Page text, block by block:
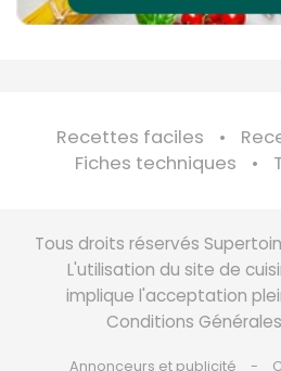
Recettes faciles
Fiches techniques
Tous droits réservés
L'utilisation du site de
implique l'acceptation
Conditions
Annonceurs et publicité